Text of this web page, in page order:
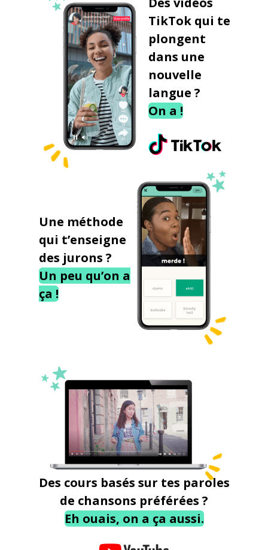
TikTok qui te
plongent
dans une
nouvelle
langue ?
On a !
Une méthode
qui t’enseigne
des jurons ?
Un peu qu’on a
ça !
Des cours basés sur tes paroles
de chansons préférées ?
Eh ouais, on a ça aussi.